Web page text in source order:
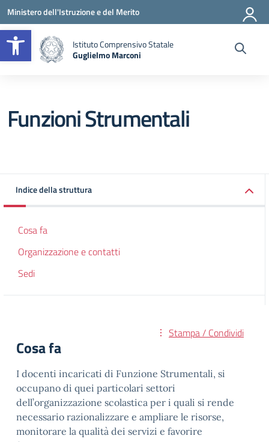
Apri la barra degli strumenti
Vai ai contenuti
Vai al menu di navigazione
Vai al footer
Ministero dell'Istruzione e del Merito
Istituto Comprensivo Statale
Guglielmo Marconi
— Visita la pagina iniziale della scuola
Funzioni Strumentali
Indice della struttura
Cosa fa
Organizzazione e contatti
Sedi
Stampa / Condividi
Cosa fa
I docenti incaricati di Funzione Strumentali, si
occupano di quei particolari settori
dell’organizzazione scolastica per i quali si rende
necessario razionalizzare e ampliare le risorse,
monitorare la qualità dei servizi e favorire